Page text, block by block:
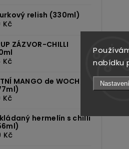
nabídku
Nastavení
relish (330ml)
Kč
ZÁZVOR-CHILLI
Kč
MANGO de WOCH
Kč
hermelín s chilli
Kč